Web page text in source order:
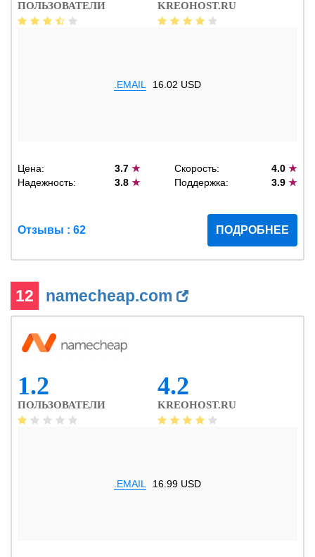
ПОЛЬЗОВАТЕЛИ KREOHOST.RU
.EMAIL 16.02 USD
Цена: 3.7★ Скорость: 4.0 ★
Надежность:
3.8★ Поддержка: 3.9 ★
Отзывы : 62 ПОДРОБНЕЕ
12 namecheap.com
1.2
ПОЛЬЗОВАТЕЛИ
4.2
KREOHOST.RU
.EMAIL 16.99 USD